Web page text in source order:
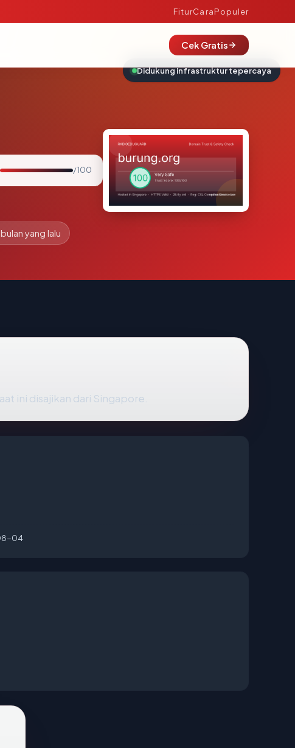
FiturCaraPopuler
Cek Gratis
/ 100
yang lalu
ini disajikan dari Singapore.
04
Didukung infrastruktur tepercaya